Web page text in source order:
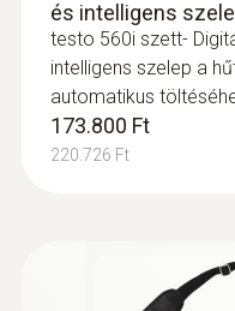
Elem élettartam
150 h
Elem típus
: 0602 0092
Tartalék
érzékelőhöz (K
Tartalék mérőfej
érzékelőhöz (K típ.
Méréstartomány: -
és intelligens
testo 560i szett-
intelligens szelep a
automatikus
173.800 Ft
220.726 Ft